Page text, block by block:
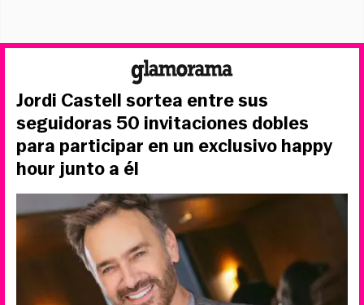
Jordi Castell sortea entre sus
seguidoras 50 invitaciones dobles
para participar en un exclusivo happy
hour junto a él